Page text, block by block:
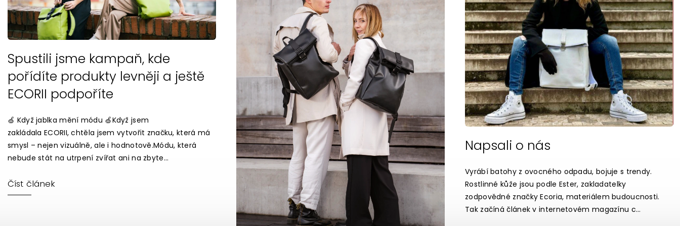
Spustili jsme kampaň, kde
pořídíte produkty levněji a ještě
ECORII podpoříte
🍏 Když jablka mění módu 🍏Když jsem
zakládala ECORII, chtěla jsem vytvořit značku, která má
smysl – nejen vizuálně, ale i hodnotově.Módu, která
nebude stát na utrpení zvířat ani na zbyte...
Číst článek
Napsali o nás
Vyrábí batohy z ovocného odpadu, bojuje s trendy.
Rostlinné kůže jsou podle Ester, zakladatelky
zodpovědné značky Ecoria, materiálem budoucnosti.
Tak začíná článek v internetovém magazínu c...